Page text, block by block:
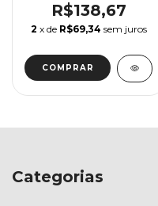
R$138,67
2 x de R$69,34 sem juros
COMPRAR
Categorias